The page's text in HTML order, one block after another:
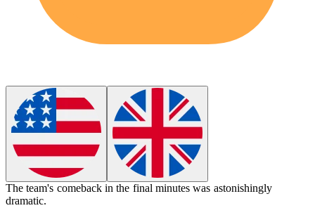
The team's comeback in the final minutes was astonishingly
dramatic.